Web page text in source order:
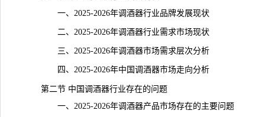
一、2025-2026年调酒器行业品牌发展现状
二、2025-2026年调酒器行业需求市场现状
三、2025-2026年调酒器市场需求层次分析
四、2025-2026年中国调酒器市场走向分析
第二节 中国调酒器行业存在的问题
一、2025-2026年调酒器产品市场存在的主要问题